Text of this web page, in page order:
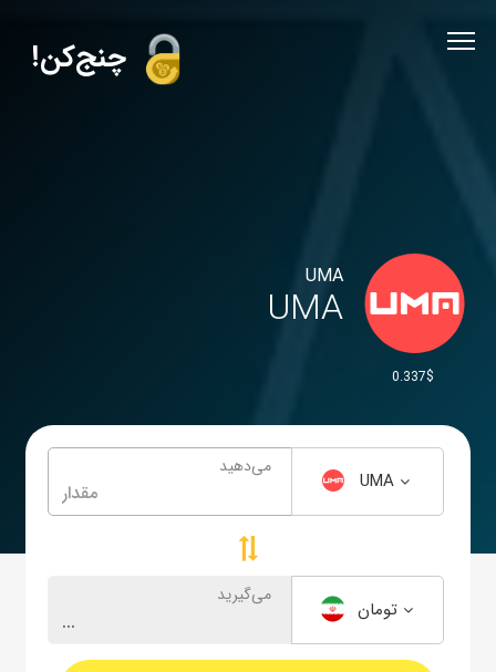
0.337$
UMA
UMA
می‌دهید
UMA
می‌گیرید
تومان